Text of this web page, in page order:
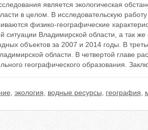
является экологическая
в целом. В исследовательскую
физико-географические
ситуации Владимирской области, а так
объектов за 2007 и 2014 годы. В
области. В четвертой главе
географического образования.
экология водные ресурсы география